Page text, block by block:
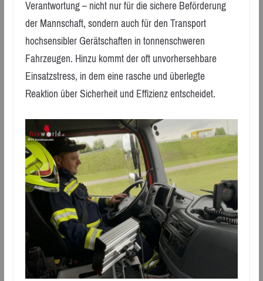
Verantwortung – nicht nur für die sichere Beförderung
der Mannschaft, sondern auch für den Transport
hochsensibler Gerätschaften in tonnenschweren
Fahrzeugen. Hinzu kommt der oft unvorhersehbare
Einsatzstress, in dem eine rasche und überlegte
Reaktion über Sicherheit und Effizienz entscheidet.